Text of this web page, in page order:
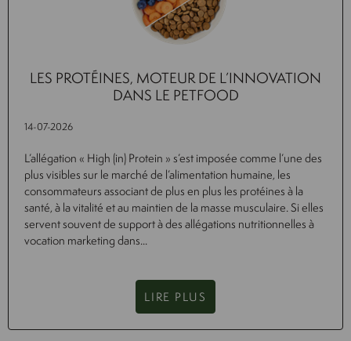
LES PROTÉINES, MOTEUR DE L’INNOVATION
DANS LE PETFOOD
14-07-2026
L’allégation « High (in) Protein » s’est imposée comme l’une des
plus visibles sur le marché de l’alimentation humaine, les
consommateurs associant de plus en plus les protéines à la
santé, à la vitalité et au maintien de la masse musculaire. Si elles
servent souvent de support à des allégations nutritionnelles à
vocation marketing dans...
LIRE PLUS